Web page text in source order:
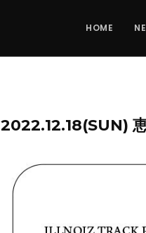
HOME
2022.12.18(SUN)